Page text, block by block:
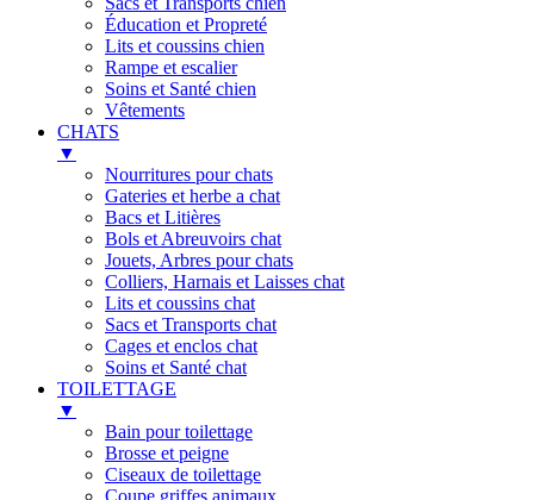
Éducation et Propreté
Lits et coussins chien
Rampe et escalier
Soins et Santé chien
Vêtements
CHATS
▼
Nourritures pour chats
Gateries et herbe a chat
Bacs et Litières
Bols et Abreuvoirs chat
Jouets, Arbres pour chats
Colliers, Harnais et Laisses chat
Lits et coussins chat
Sacs et Transports chat
Cages et enclos chat
Soins et Santé chat
TOILETTAGE
▼
Bain pour toilettage
Brosse et peigne
Ciseaux de toilettage
Coupe griffes animaux